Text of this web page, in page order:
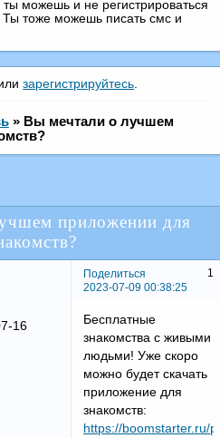
ты можешь и не регистрироваться
Ты тоже можешь писать смс и
зарегистрируйтесь
» Вы мечтали о лучшем
приложении для
Поделиться
1
2023-07-09 00:38:25
16
Бесплатные
знакомства с живыми
людьми! Уже скоро
можно будет скачать
приложение для
знакомств:
https://boomstarter.ru/